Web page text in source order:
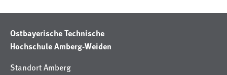
Ostbayerische Technische
Hochschule Amberg-Weiden
Standort Amberg
Sie tun dies, indem sie Besucher über Websites
hinweg verfolgen.
Google Ads